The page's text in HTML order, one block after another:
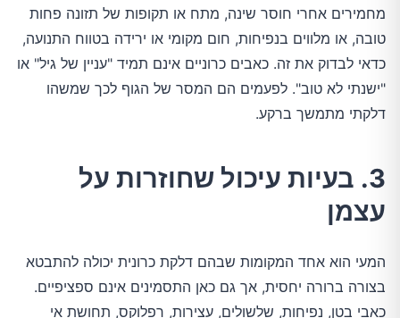
מחמירים אחרי חוסר שינה, מתח או תקופות של תזונה פחות
טובה, או מלווים בנפיחות, חום מקומי או ירידה בטווח התנועה,
כדאי לבדוק את זה. כאבים כרוניים אינם תמיד "עניין של גיל" או
"ישנתי לא טוב". לפעמים הם המסר של הגוף לכך שמשהו
דלקתי מתמשך ברקע.
3. בעיות עיכול שחוזרות על
עצמן
המעי הוא אחד המקומות שבהם דלקת כרונית יכולה להתבטא
בצורה ברורה יחסית, אך גם כאן התסמינים אינם ספציפיים.
כאבי בטן, נפיחות, שלשולים, עצירות, רפלוקס, תחושת אי